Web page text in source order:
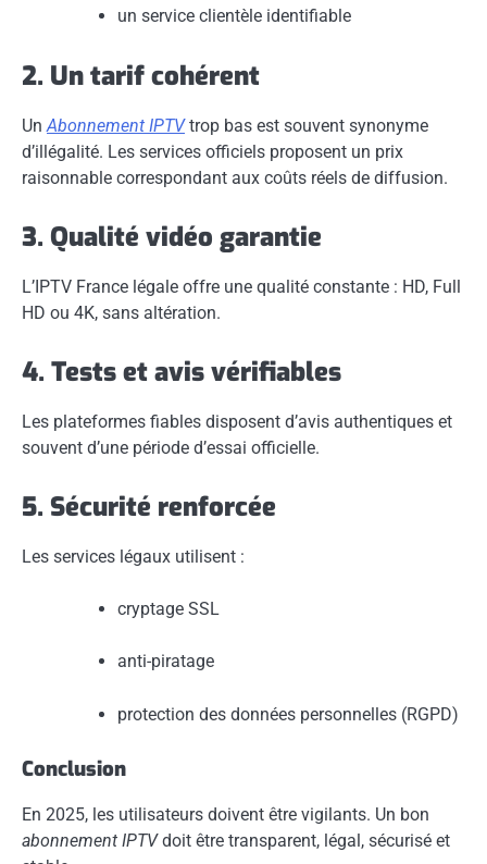
un service clientèle identifiable
2. Un tarif cohérent
Un Abonnement IPTV trop bas est souvent synonyme
d’illégalité. Les services officiels proposent un prix
raisonnable correspondant aux coûts réels de diffusion.
3. Qualité vidéo garantie
L’IPTV France légale offre une qualité constante : HD, Full
HD ou 4K, sans altération.
4. Tests et avis vérifiables
Les plateformes fiables disposent d’avis authentiques et
souvent d’une période d’essai officielle.
5. Sécurité renforcée
Les services légaux utilisent :
cryptage SSL
anti-piratage
protection des données personnelles (RGPD)
Conclusion
En 2025, les utilisateurs doivent être vigilants. Un bon
abonnement IPTVdoit être transparent, légal, sécurisé et